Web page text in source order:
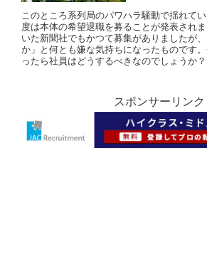
このところ系列局のパワハラ騒動で揺れて
度は本体の希望退職を募ることが発表され
いた新聞社でもかつて募集がありましたが
か」と何とも嫌な気持ちになったものです
ったら社員はどうするべきなのでしょうか？
スポンサーリンク